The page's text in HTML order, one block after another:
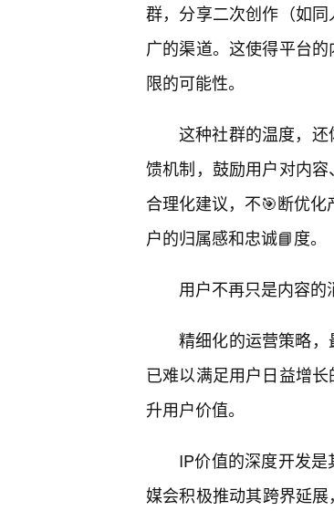
群，分享二次创作（如
广的渠道。这使得平台
限的可能性。
这种社群的温度，
馈机制，鼓励用户对内
合理化建议，不🎯断优化
户的归属感和忠诚📘度。
用户不再只是内容的
精细化的运营策略
已难以满足用户日益增
升用户价值。
IP价值的深度开发
媒会积极推动其跨界延